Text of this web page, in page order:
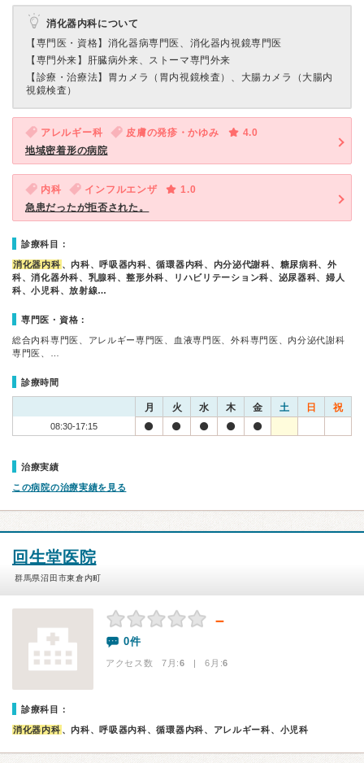
消化器内科について
【専門医・資格】 消化器病専門医、消化器内視鏡専門医
【専門外来】 肝臓病外来、ストーマ専門外来
【診療・治療法】 胃カメラ（胃内視鏡検査）、大腸カメラ（大腸内
視鏡検査）
アレルギー科 皮膚の発疹・かゆみ
4.0
地域密着形の病院
内科 インフルエンザ
1.0
急患だったが拒否された。
診療科目：
消化器内科 、内科、呼吸器内科、循環器内科、内分泌代謝科、糖尿病科、外
科、消化器外科、乳腺科、整形外科、リハビリテーション科、泌尿器科、婦人
科、小児科、放射線…
専門医・資格：
総合内科専門医、アレルギー専門医、血液専門医、外科専門医、内分泌代謝科
専門医、…
診療時間
月 火 水 木 金 土 日 祝
08:30-17:15
治療実績
この病院の治療実績を見る
回生堂医院
群馬県沼田市東倉内町
－
0件
アクセス数 7月:6 | 6月:6
診療科目：
消化器内科 、内科、呼吸器内科、循環器内科、アレルギー科、小児科